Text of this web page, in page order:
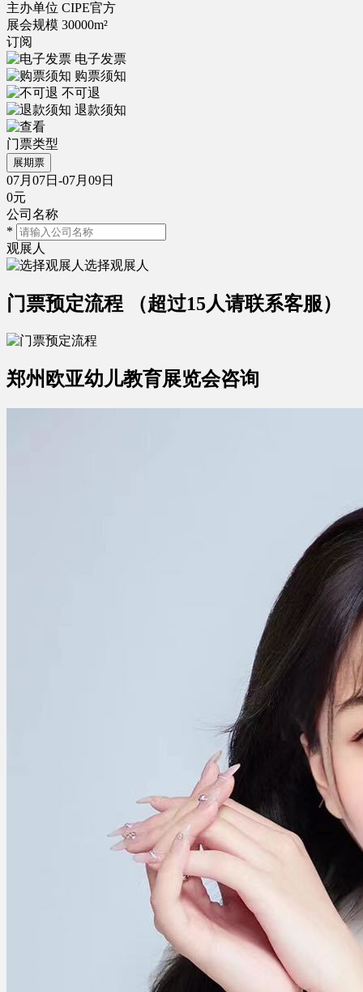
主办单位 CIPE官方
展会规模 30000m²
订阅
电子发票
购票须知
不可退
退款须知
门票类型
展期票
07月07日-07月09日
0元
公司名称
*
观展人
选择观展人
门票预定流程 （超过15人请联系客服）
郑州欧亚幼儿教育展览会咨询